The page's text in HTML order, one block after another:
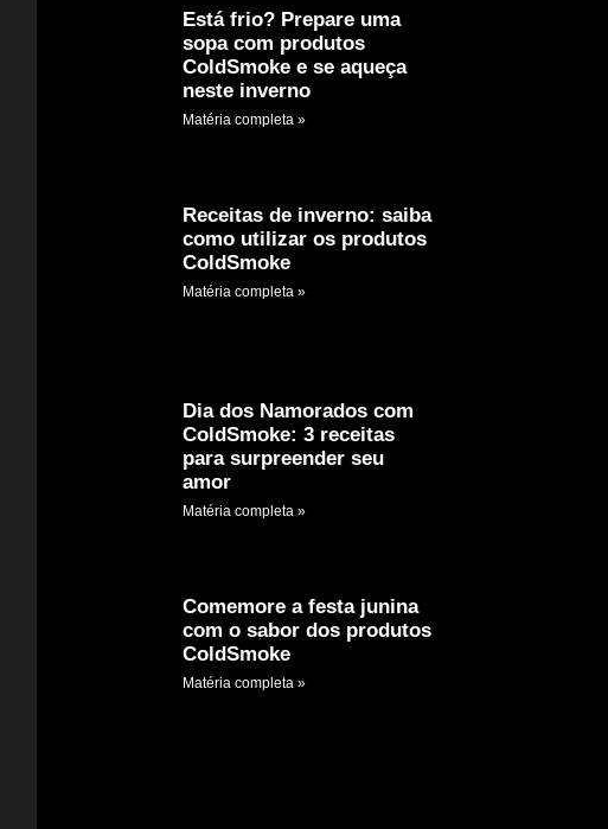
Está frio? Prepare uma
sopa com produtos
ColdSmoke e se aqueça
neste inverno
Matéria completa »
Receitas de inverno: saiba
como utilizar os produtos
ColdSmoke
Matéria completa »
Dia dos Namorados com
ColdSmoke: 3 receitas
para surpreender seu
amor
Matéria completa »
Comemore a festa junina
com o sabor dos produtos
ColdSmoke
Matéria completa »